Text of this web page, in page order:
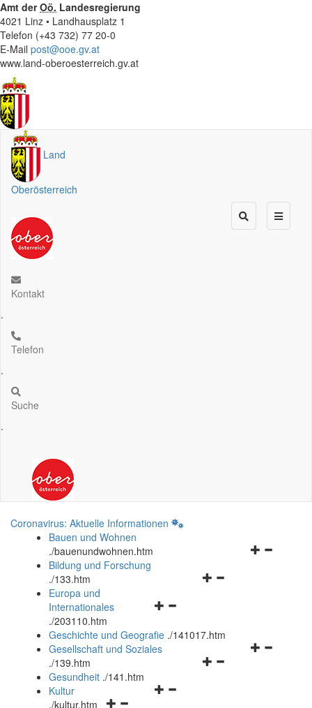
Amt derOö. Landesregierung
4021 Linz • Landhausplatz 1
Telefon (+43 732) 77 20-0
E-Mail post@ooe.gv.at
www.land-oberoesterreich.gv.at
Land
Oberösterreich
Kontakt
.
Telefon
.
Suche
.
Coronavirus: Aktuelle Informationen
Bauen und Wohnen
./bauenundwohnen.htm
Navigationsmenü
Bildung und Forschung
./133.htm
Navigationsmenü
und
schließen
Europa und
Internationales
./203110.htm
Geschichte und Geografie ./141017.htm
Navigationsmenü
Gesellschaft und Soziales
./139.htm
Navigationsmenü
Gesundheit ./141.htm
Navigationsmenü
Kultur
./kultur.htm